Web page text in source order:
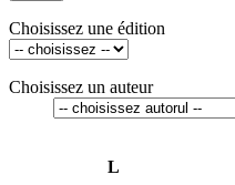
Choisissez une édition
Choisissez un auteur
L